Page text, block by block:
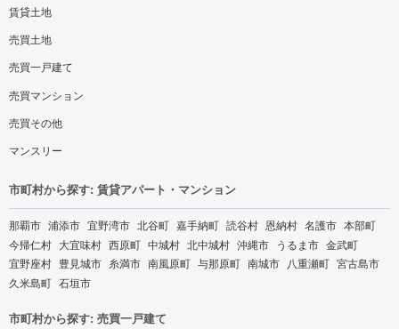
賃貸土地
売買土地
売買一戸建て
売買マンション
売買その他
マンスリー
市町村から探す: 賃貸アパート・マンション
那覇市 浦添市 宜野湾市 北谷町 嘉手納町 読谷村 恩納村 名護市 本部町
今帰仁村 大宜味村 西原町 中城村 北中城村 沖縄市 うるま市 金武町
宜野座村 豊見城市 糸満市 南風原町 与那原町 南城市 八重瀬町 宮古島市
久米島町 石垣市
市町村から探す: 売買一戸建て